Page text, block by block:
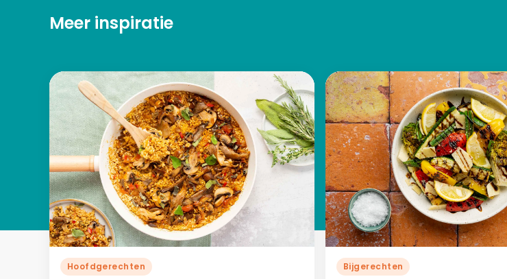
Meer inspiratie
Hoofdgerechten Bijgerechten